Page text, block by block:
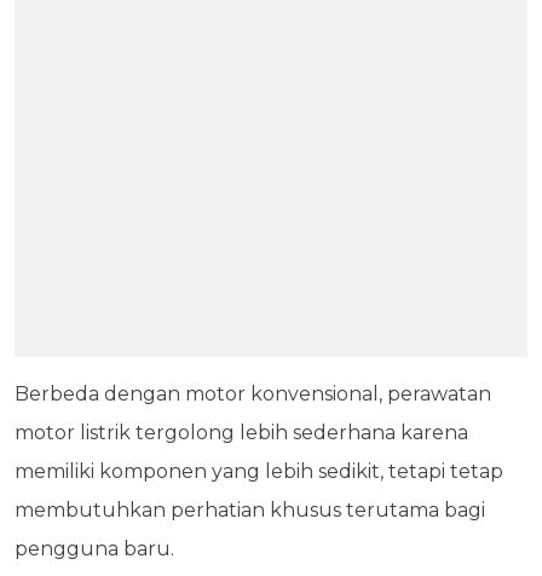
Berbeda dengan motor konvensional, perawatan
motor listrik tergolong lebih sederhana karena
memiliki komponen yang lebih sedikit, tetapi tetap
membutuhkan perhatian khusus terutama bagi
pengguna baru.